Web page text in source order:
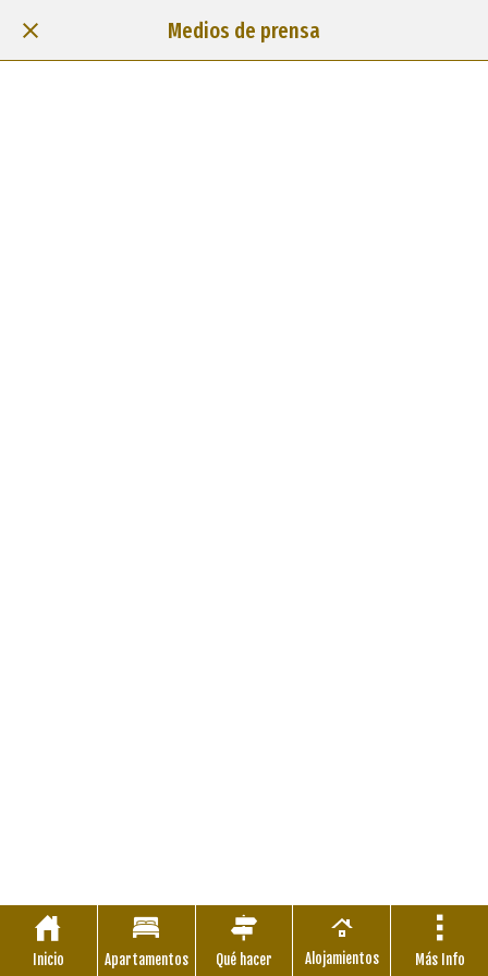
Medios de prensa
Inicio Apartamentos Qué hacer Alojamientos Más Info